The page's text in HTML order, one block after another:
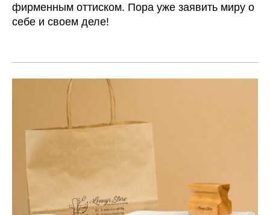
фирменным оттиском. Пора уже заявить миру о
себе и своем деле!